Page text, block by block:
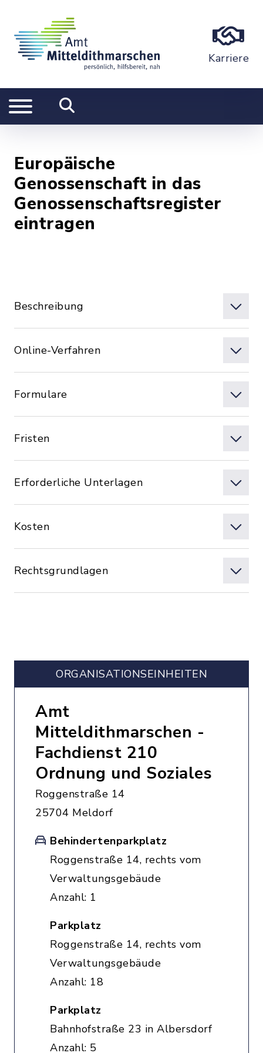
Karriere
Europäische
Genossenschaft in das
Genossenschaftsregister
eintragen
Beschreibung
Online-Verfahren
Formulare
Fristen
Erforderliche Unterlagen
Kosten
Rechtsgrundlagen
ORGANISATIONS­EINHEITEN
Amt
Mitteldithmarschen -
Fachdienst 210
Ordnung und Soziales
Roggenstraße 14
25704 Meldorf
Behindertenparkplatz
Roggenstraße 14, rechts vom
Verwaltungsgebäude
Anzahl: 1
Parkplatz
Roggenstraße 14, rechts vom
Verwaltungsgebäude
Anzahl: 18
Parkplatz
Bahnhofstraße 23 in Albersdorf
Anzahl: 5